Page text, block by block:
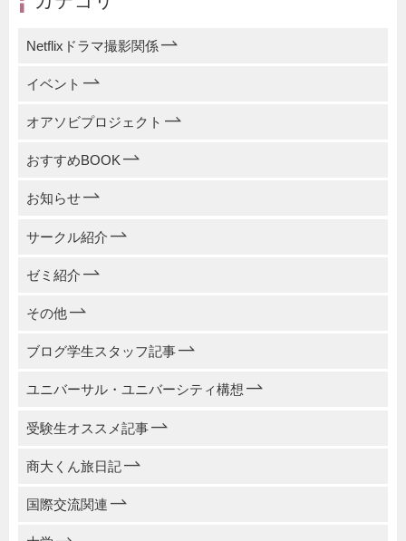
Netflixドラマ撮影関係
イベント
オアソビプロジェクト
おすすめBOOK
お知らせ
サークル紹介
ゼミ紹介
その他
ブログ学生スタッフ記事
ユニバーサル・ユニバーシティ構想
受験生オススメ記事
商大くん旅日記
国際交流関連